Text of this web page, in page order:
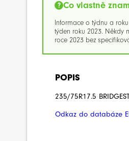
Co vlastně
Informace o týdnu a
týden roku 2023. Někdy
roce 2023 bez
POPIS
235/75R17.5
Odkaz do databáze